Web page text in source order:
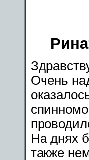
Очень
На днях
также